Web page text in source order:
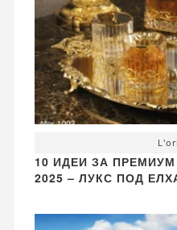
10 ИДЕИ ЗА
2025 – ЛУКС ПОД